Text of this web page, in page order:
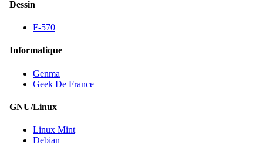
Dessin
F-570
Informatique
Genma
Geek De France
GNU/Linux
Linux Mint
Debian